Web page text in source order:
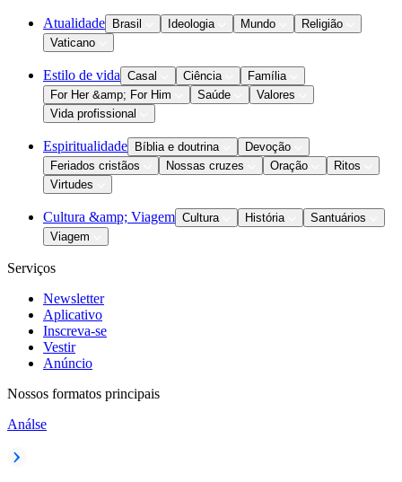
Atualidade Brasil Ideologia Mundo
Religião
Vaticano
Estilo de vida Casal Ciência
Família
For Her &amp; For Him
Saúde
Valores
Vida profissional
Espiritualidade Bíblia e doutrina
Devoção
Feriados cristãos
Nossas cruzes Oração
Ritos
Virtudes
Cultura &amp; Viagem Cultura História
Santuários
Viagem
Serviços
Newsletter
Aplicativo
Inscreva-se
Vestir
Anúncio
Nossos formatos principais
Análse